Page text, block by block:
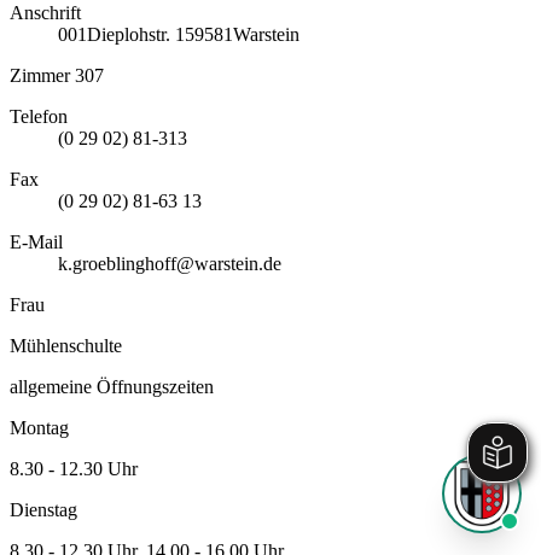
Anschrift
001Dieplohstr. 1 59581Warstein
Zimmer 307
Telefon
(0 29 02) 81-313
Fax
(0 29 02) 81-63 13
E-Mail
k.groeblinghoff@warstein.de
Frau
Mühlenschulte
allgemeine Öffnungszeiten
Montag
8.30 - 12.30 Uhr
Dienstag
8.30 - 12.30 Uhr, 14.00 - 16.00 Uhr